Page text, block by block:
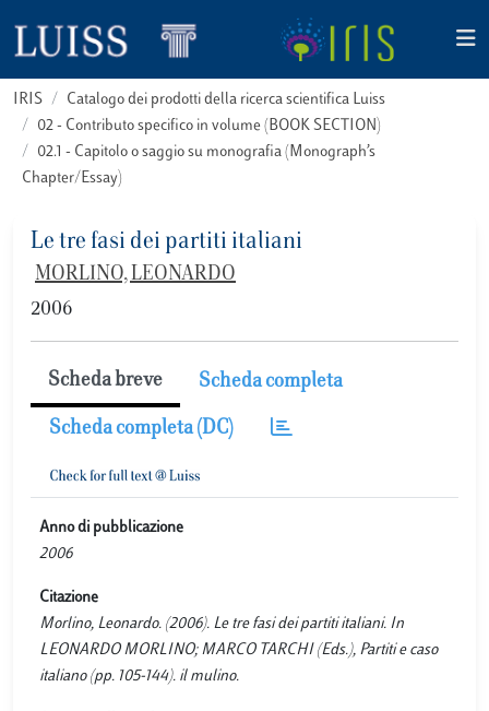
IRIS
Catalogo dei prodotti della ricerca scientifica Luiss
02 - Contributo specifico in volume (BOOK SECTION)
02.1 - Capitolo o saggio su monografia (Monograph’s
Chapter/Essay)
Le tre fasi dei partiti italiani
MORLINO, LEONARDO
2006
Scheda breve Scheda completa
Scheda completa (DC)
Anno di pubblicazione
2006
Citazione
Morlino, Leonardo. (2006). Le tre fasi dei partiti italiani. In
LEONARDO MORLINO; MARCO TARCHI (Eds.), Partiti e caso
italiano (pp. 105-144). il mulino.